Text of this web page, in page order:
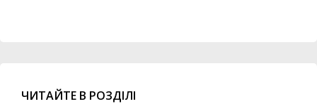
ЧИТАЙТЕ В РОЗДІЛІ